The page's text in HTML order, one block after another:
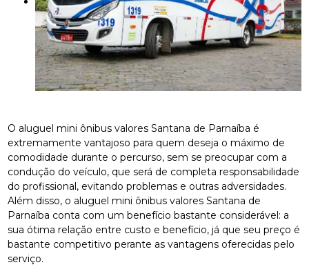
O aluguel mini ônibus valores Santana de Parnaíba é
extremamente vantajoso para quem deseja o máximo de
comodidade durante o percurso, sem se preocupar com a
condução do veículo, que será de completa responsabilidade
do profissional, evitando problemas e outras adversidades.
Além disso, o aluguel mini ônibus valores Santana de
Parnaíba conta com um benefício bastante considerável: a
sua ótima relação entre custo e benefício, já que seu preço é
bastante competitivo perante as vantagens oferecidas pelo
serviço.